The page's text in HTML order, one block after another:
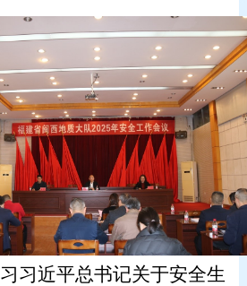
习近平总书记关于安全生